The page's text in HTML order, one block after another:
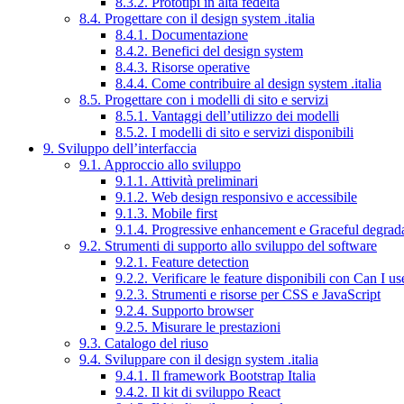
8.4. Progettare con il design system .italia
8.4.1. Documentazione
8.4.2. Benefici del design system
8.4.3. Risorse operative
8.4.4. Come contribuire al design system .italia
8.5. Progettare con i modelli di sito e servizi
8.5.1. Vantaggi dell’utilizzo dei modelli
8.5.2. I modelli di sito e servizi disponibili
9. Sviluppo dell’interfaccia
9.1. Approccio allo sviluppo
9.1.1. Attività preliminari
9.1.2. Web design responsivo e accessibile
9.1.3. Mobile first
9.1.4. Progressive enhancement e Graceful
9.2. Strumenti di supporto allo sviluppo del software
9.2.1. Feature detection
9.2.2. Verificare le feature disponibili con Can I
9.2.3. Strumenti e risorse per CSS e JavaScript
9.2.4. Supporto browser
9.2.5. Misurare le prestazioni
9.3. Catalogo del riuso
9.4. Sviluppare con il design system .italia
9.4.1. Il framework Bootstrap Italia
9.4.2. Il kit di sviluppo React